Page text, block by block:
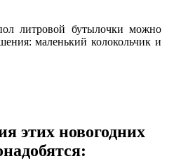
литровой бутылочки можно
маленький колокольчик и
этих новогодних